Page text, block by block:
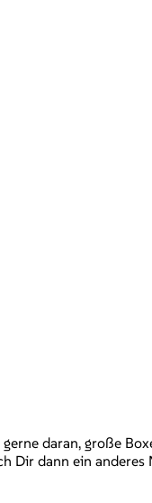
daran, große
Dir dann ein anderes